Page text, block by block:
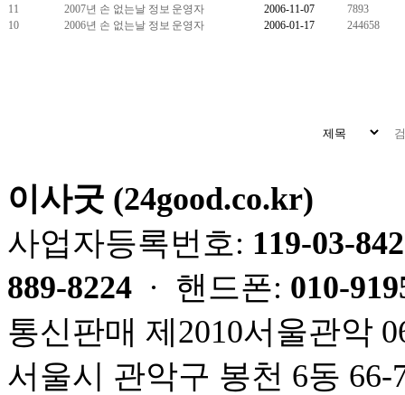
11
2007년 손 없는날 정보 운영자 2006-11-07
7893
10
2006년 손 없는날 정보 운영자 2006-01-17 244658
이사굿 (24good.co.kr)
사업자등록번호: 119-03-
889-8224 · 핸드폰: 010-
통신판매 제2010서울관악
서울시 관악구 봉천 6동